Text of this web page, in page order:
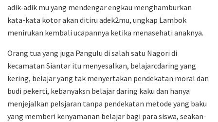
adik-adik mu yang mendengar engkau menghamburkan
kata-kata kotor akan ditiru adek2mu, ungkap Lambok
menirukan kembali ucapannya ketika menasehati anaknya.
Orang tua yang juga Pangulu di salah satu Nagori di
kecamatan Siantar itu menyesalkan, belajarcdaring yang
kering, belajar yang tak menyertakan pendekatan moral dan
budi pekerti, kebanyaksn belajar daring kaku dan hanya
menjejalkan pelsjaran tanpa pendekatan metode yang baku
yang memberi kenyamanan belajar bagi para siswa, seakan-